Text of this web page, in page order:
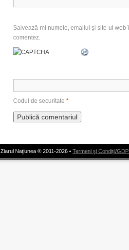
Salvează-mi numele, emailul și site-ul
comentez.
Codul de securitate *
Ziarul Naţiunea ® 2011-2026 • Termeni şi Condiţii/